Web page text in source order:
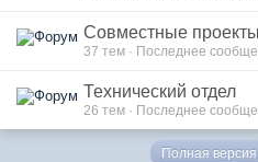
Совместные проекты
37 тем · Последнее
Технический отдел
26 тем · Последнее
Полная версия